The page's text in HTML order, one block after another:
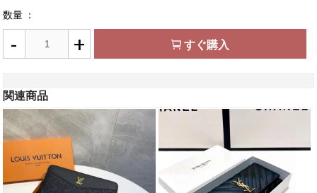
数量 ：
- + すぐ購入
関連商品